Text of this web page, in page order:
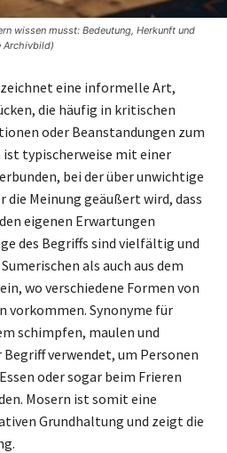
wissen musst: Bedeutung, Herkunft und
Archivbild)
eine informelle Art,
die häufig in kritischen
oder Beanstandungen zum
ist typischerweise mit einer
bei der über unwichtige
Meinung geäußert wird, dass
eigenen Erwartungen
des Begriffs sind vielfältig und
als auch aus dem
wo verschiedene Formen von
vorkommen. Synonyme für
schimpfen, maulen und
verwendet, um Personen
oder sogar beim Frieren
Mosern ist somit eine
Grundhaltung und zeigt die